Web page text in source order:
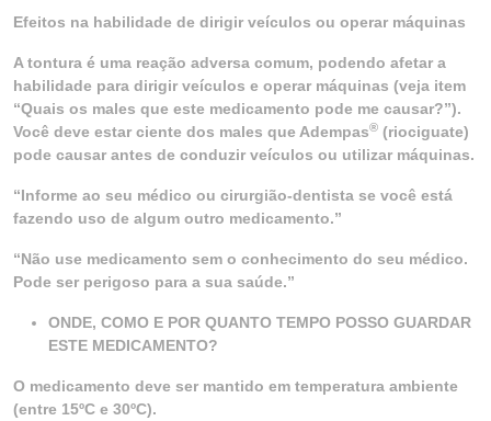
Efeitos na habilidade de dirigir veículos ou operar máquinas
A tontura é uma reação adversa comum, podendo afetar a
habilidade para dirigir veículos e operar máquinas (veja item
“Quais os males que este medicamento pode me causar?”).
Você deve estar ciente dos males que Adempas® (riociguate)
pode causar antes de conduzir veículos ou utilizar máquinas.
“Informe ao seu médico ou cirurgião-dentista se você está
fazendo uso de algum outro medicamento.”
“Não use medicamento sem o conhecimento do seu médico.
Pode ser perigoso para a sua saúde.”
ONDE, COMO E POR QUANTO TEMPO POSSO GUARDAR
ESTE MEDICAMENTO?
O medicamento deve ser mantido em temperatura ambiente
(entre 15ºC e 30ºC).